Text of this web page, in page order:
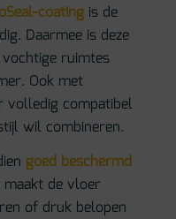
coating is de
Daarmee is deze
ruimtes
Ook met
volledig compatibel
wil combineren.
goed beschermd
maakt de vloer
of druk belopen